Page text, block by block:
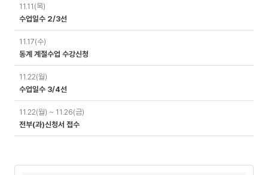
11.11(목)
수업일수 2/3선
11.17(수)
동계 계절수업 수강신청
11.22(월)
수업일수 3/4선
11.22(월) ~ 11.26(금)
전부(과)신청서 접수